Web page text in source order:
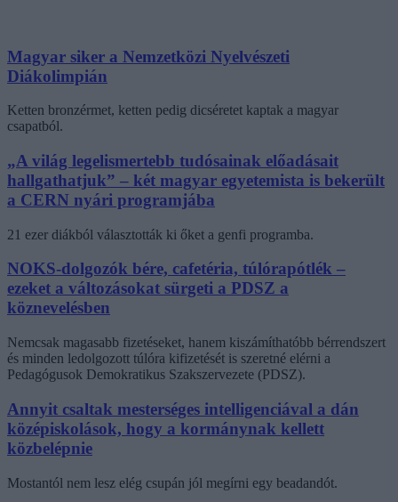
Magyar siker a Nemzetközi Nyelvészeti
Diákolimpián
Ketten bronzérmet, ketten pedig dicséretet kaptak a magyar
csapatból.
„A világ legelismertebb tudósainak előadásait
hallgathatjuk” – két magyar egyetemista is bekerült
a CERN nyári programjába
21 ezer diákból választották ki őket a genfi programba.
NOKS-dolgozók bére, cafetéria, túlórapótlék –
ezeket a változásokat sürgeti a PDSZ a
köznevelésben
Nemcsak magasabb fizetéseket, hanem kiszámíthatóbb bérrendszert
és minden ledolgozott túlóra kifizetését is szeretné elérni a
Pedagógusok Demokratikus Szakszervezete (PDSZ).
Annyit csaltak mesterséges intelligenciával a dán
középiskolások, hogy a kormánynak kellett
közbelépnie
Mostantól nem lesz elég csupán jól megírni egy beadandót.